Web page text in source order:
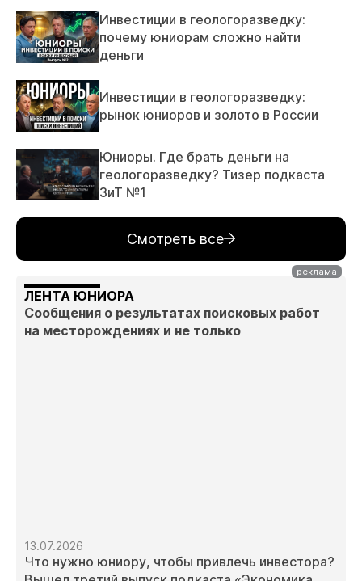
Инвестиции в геологоразведку:
почему юниорам сложно найти
деньги
Инвестиции в геологоразведку:
рынок юниоров и золото в России
Юниоры. Где брать деньги на
геологоразведку? Тизер подкаста
ЗиТ №1
Смотреть все
ЛЕНТА ЮНИОРА
Сообщения о результатах поисковых работ
на месторождениях и не только
13.07.2026
Что нужно юниору, чтобы привлечь инвестора?